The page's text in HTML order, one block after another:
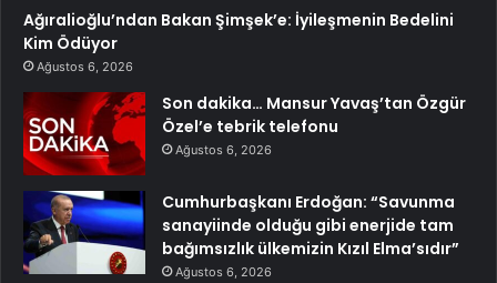
Ağıralioğlu’ndan Bakan Şimşek’e: İyileşmenin Bedelini
Kim Ödüyor
Ağustos 6, 2026
Son dakika… Mansur Yavaş’tan Özgür
Özel’e tebrik telefonu
Ağustos 6, 2026
Cumhurbaşkanı Erdoğan: “Savunma
sanayiinde olduğu gibi enerjide tam
bağımsızlık ülkemizin Kızıl Elma’sıdır”
Ağustos 6, 2026